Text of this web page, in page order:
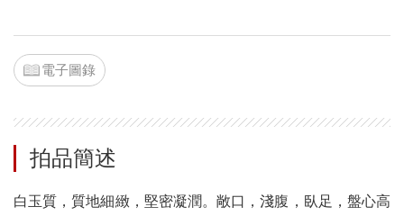
電子圖錄
拍品簡述
白玉質，質地細緻，堅密凝潤。敞口，淺腹，臥足，盤心高